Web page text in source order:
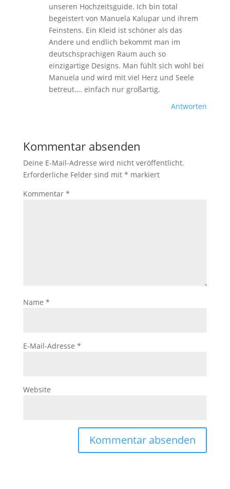
unseren Hochzeitsguide. Ich bin total
begeistert von Manuela Kalupar und ihrem
Feinstens. Ein Kleid ist schöner als das
Andere und endlich bekommt man im
deutschsprachigen Raum auch so
einzigartige Designs. Man fühlt sich wohl bei
Manuela und wird mit viel Herz und Seele
betreut…. einfach nur großartig.
Antworten
Kommentar absenden
Deine E-Mail-Adresse wird nicht veröffentlicht.
Erforderliche Felder sind mit * markiert
Kommentar *
Name *
E-Mail-Adresse *
Website